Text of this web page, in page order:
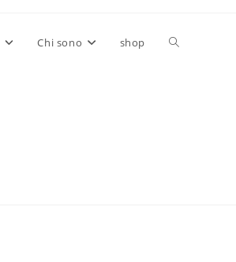
Chi sono shop Attiva/